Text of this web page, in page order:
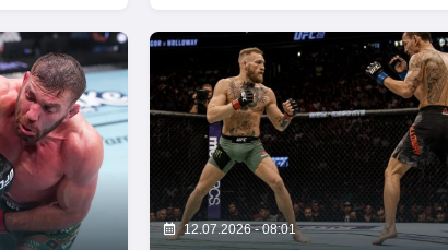
12.07.2026 - 08:01